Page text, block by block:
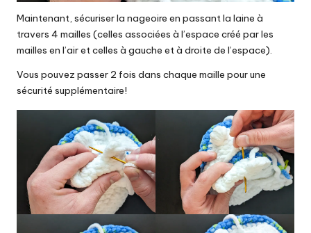
Maintenant, sécuriser la nageoire en passant la laine à
travers 4 mailles (celles associées à l’espace créé par les
mailles en l’air et celles à gauche et à droite de l’espace).
Vous pouvez passer 2 fois dans chaque maille pour une
sécurité supplémentaire!